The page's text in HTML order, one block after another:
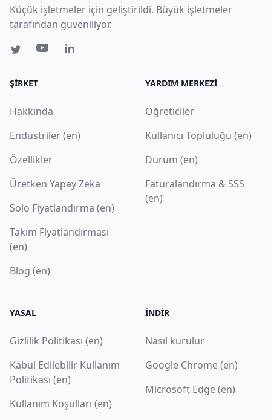
Küçük işletmeler için geliştirildi. Büyük işletmeler
tarafından güveniliyor.
ŞIRKET
Hakkında
Endüstriler (en)
Özellikler
Üretken Yapay Zeka
Solo Fiyatlandırma (en)
Takım Fiyatlandırması
(en)
Blog (en)
YARDIM MERKEZI
Öğreticiler
Kullanıcı Topluluğu (en)
Durum (en)
Faturalandırma & SSS
(en)
YASAL
Gizlilik Politikası (en)
Kabul Edilebilir Kullanım
Politikası (en)
Kullanım Koşulları (en)
İNDIR
Nasıl kurulur
Google Chrome (en)
Microsoft Edge (en)